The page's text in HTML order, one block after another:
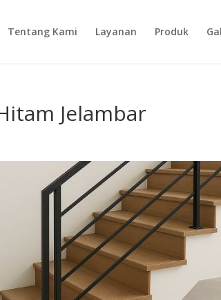
Tentang Kami Layanan Produk
Jelambar